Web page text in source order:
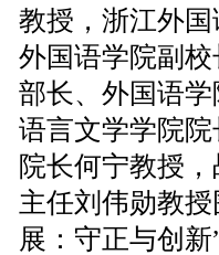
教授，浙江外
外国语学院副
部长、外国语
语言文学学院
院长何宁教授
主任刘伟勋教
展：守正与创